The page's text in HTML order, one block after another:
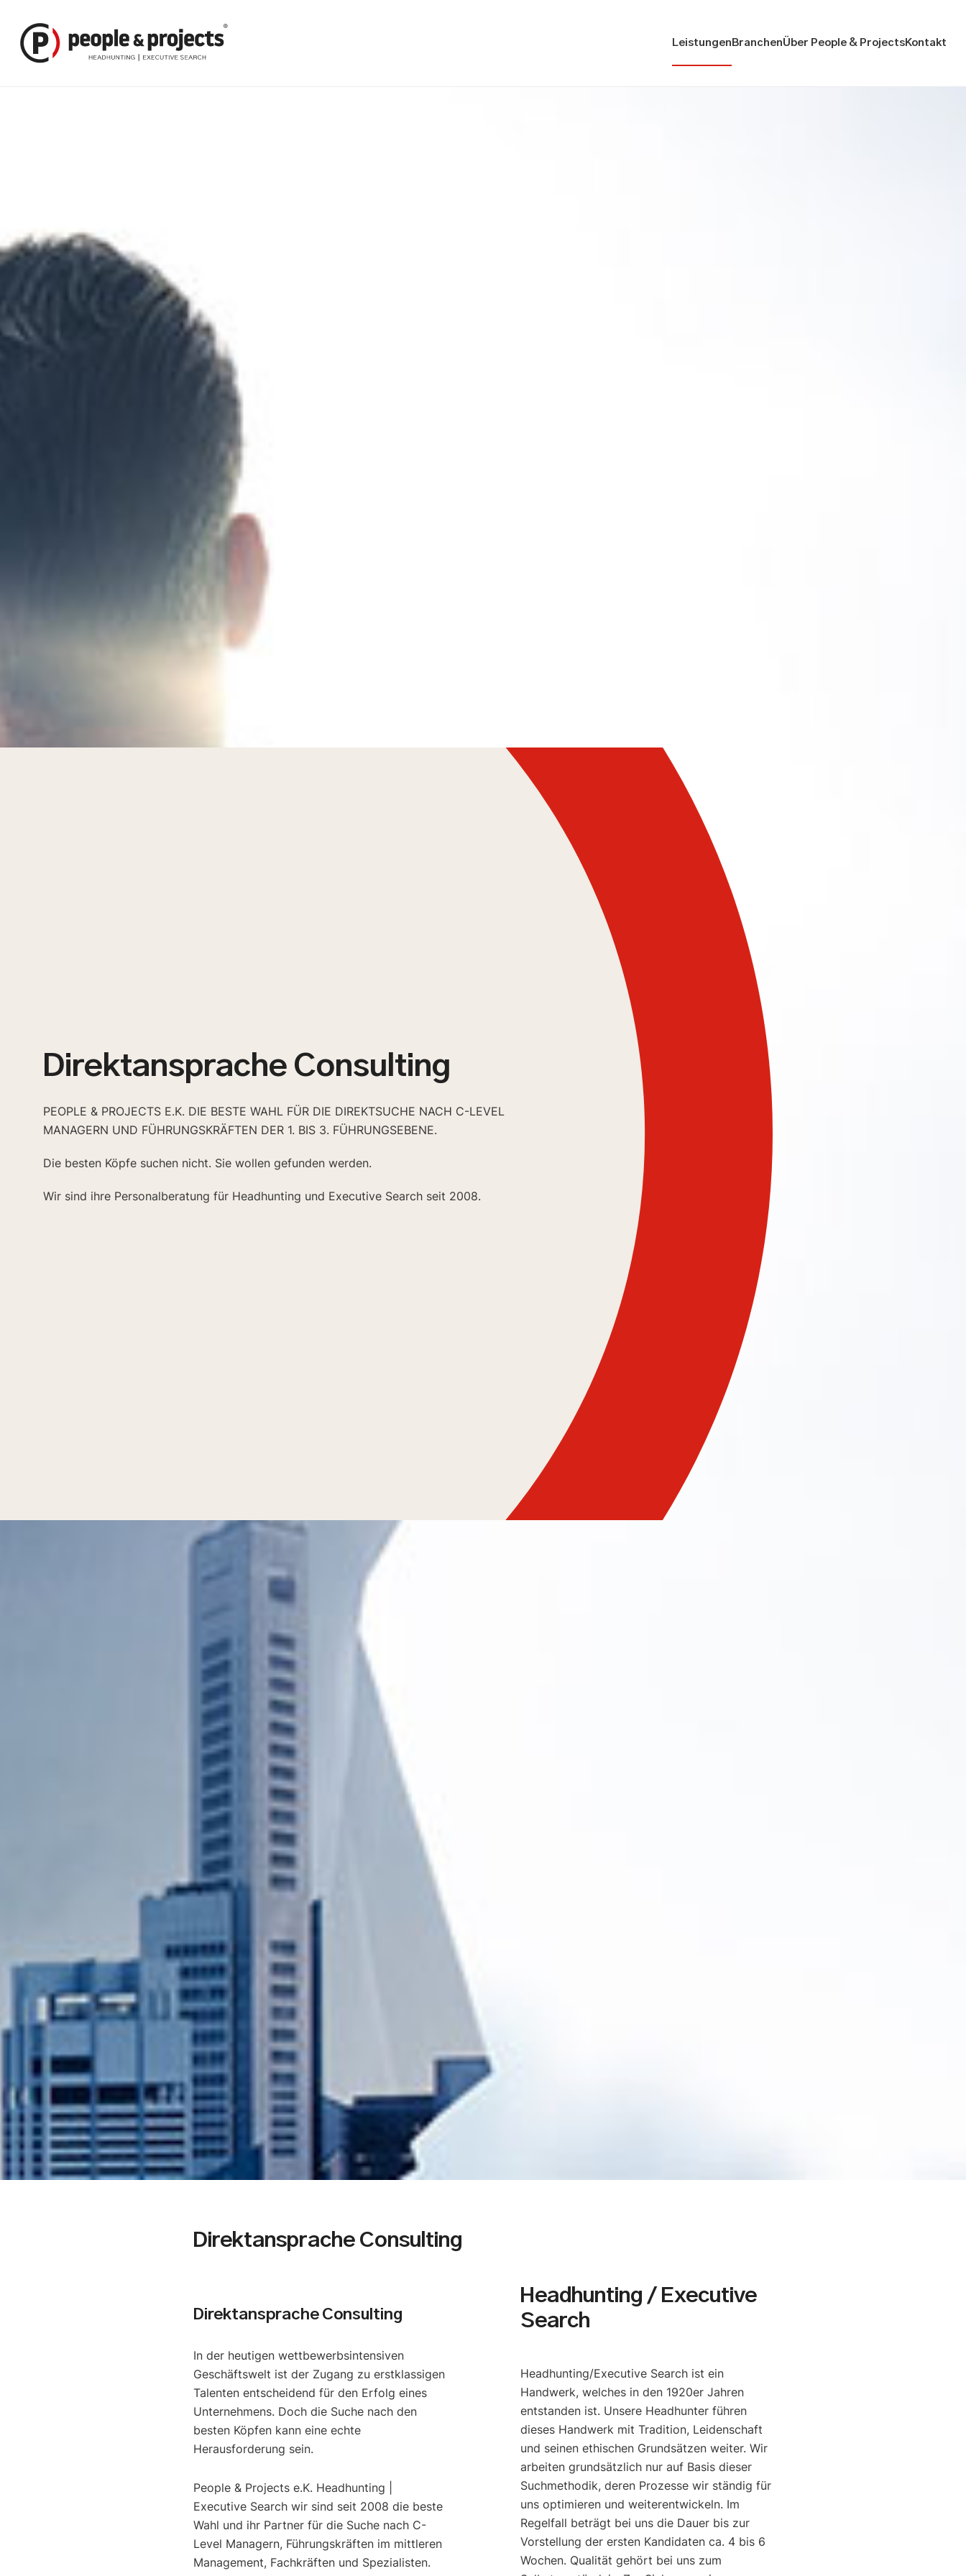
Leistungen BranchenÜber People & Projects Kontakt
Direktansprache Consulting
PEOPLE & PROJECTS E.K. DIE BESTE WAHL FÜR DIE DIREKTSUCHE NACH C-LEVEL
MANAGERN UND FÜHRUNGSKRÄFTEN DER 1. BIS 3. FÜHRUNGSEBENE.
Die besten Köpfe suchen nicht. Sie wollen gefunden werden.
Wir sind ihre Personalberatung für Headhunting und Executive Search seit 2008.
Direktansprache Consulting
Direktansprache Consulting
In der heutigen wettbewerbsintensiven
Geschäftswelt ist der Zugang zu erstklassigen
Talenten entscheidend für den Erfolg eines
Unternehmens. Doch die Suche nach den
besten Köpfen kann eine echte
Herausforderung sein.
People & Projects e.K. Headhunting |
Executive Search wir sind seit 2008 die beste
Wahl und ihr Partner für die Suche nach C-
Level Managern, Führungskräften im mittleren
Management, Fachkräften und Spezialisten.
Headhunting / Executive
Search
Headhunting/Executive Search ist ein
Handwerk, welches in den 1920er Jahren
entstanden ist. Unsere Headhunter führen
dieses Handwerk mit Tradition, Leidenschaft
und seinen ethischen Grundsätzen weiter. Wir
arbeiten grundsätzlich nur auf Basis dieser
Suchmethodik, deren Prozesse wir ständig für
uns optimieren und weiterentwickeln. Im
Regelfall beträgt bei uns die Dauer bis zur
Vorstellung der ersten Kandidaten ca. 4 bis 6
Wochen. Qualität gehört bei uns zum